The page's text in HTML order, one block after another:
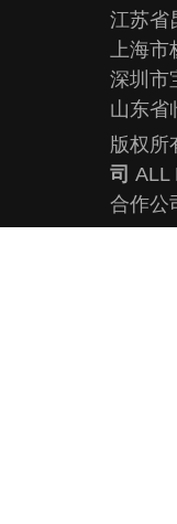
江苏省
上海市
深圳市
山东省
版权所
司 ALL
合作公
业务范